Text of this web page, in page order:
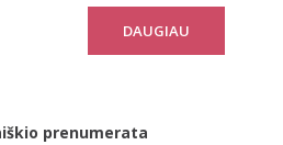
DAUGIAU
prenumerata